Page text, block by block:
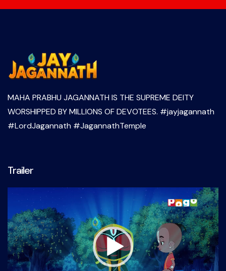
MAHA PRABHU JAGANNATH IS THE SUPREME DEITY
WORSHIPPED BY MILLIONS OF DEVOTEES. #jayjagannath
#LordJagannath #JagannathTemple
Trailer
Video
Player